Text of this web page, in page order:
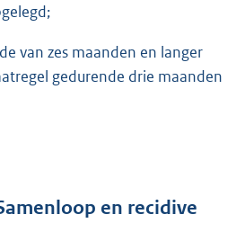
van zes maanden en langer
gedurende drie maanden
en recidive